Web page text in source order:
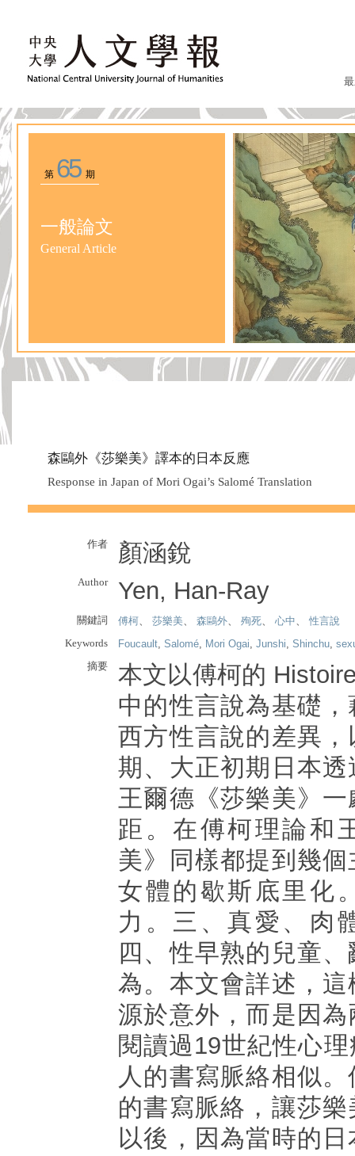
第 65期
一般論文
General Article
森鷗外《莎樂美》譯本的日本反應
Response in Japan of Mori Ogai’s Salomé Translation
作者 顏涵銳
Author Yen, Han-Ray
關鍵詞 傅柯、 莎樂美、 森鷗外、 殉死、 心中、 性言說
Keywords
Foucault, Salomé, Mori Ogai, Junshi, Shinchu,
摘要
本文以傅柯的
中的性言說為基礎
西方性言說的差異
期、大正初期日本
王爾德《莎樂美》
距。在傅柯理論和
美》同樣都提到幾
女體的歇斯底里化
力。三、真愛、肉
四、性早熟的兒童
為。本文會詳述，
源於意外，而是因
閱讀過19世紀性心
人的書寫脈絡相似
的書寫脈絡，讓莎
以後，因為當時的